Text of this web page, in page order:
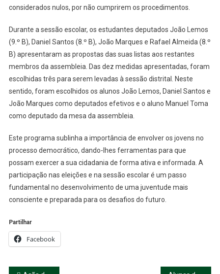
considerados nulos, por não cumprirem os procedimentos.
Durante a sessão escolar, os estudantes deputados João Lemos
(9.º B), Daniel Santos (8.º B), João Marques e Rafael Almeida (8.º
B) apresentaram as propostas das suas listas aos restantes
membros da assembleia. Das dez medidas apresentadas, foram
escolhidas três para serem levadas à sessão distrital. Neste
sentido, foram escolhidos os alunos João Lemos, Daniel Santos e
João Marques como deputados efetivos e o aluno Manuel Toma
como deputado da mesa da assembleia.
Este programa sublinha a importância de envolver os jovens no
processo democrático, dando-lhes ferramentas para que
possam exercer a sua cidadania de forma ativa e informada. A
participação nas eleições e na sessão escolar é um passo
fundamental no desenvolvimento de uma juventude mais
consciente e preparada para os desafios do futuro.
Partilhar
Facebook